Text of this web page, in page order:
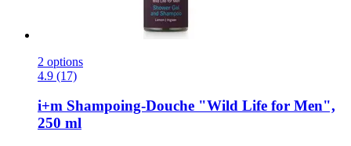
2 options
4.9 (17)
i+m Shampoing-​Douche "Wild Life for Men",
250 ml